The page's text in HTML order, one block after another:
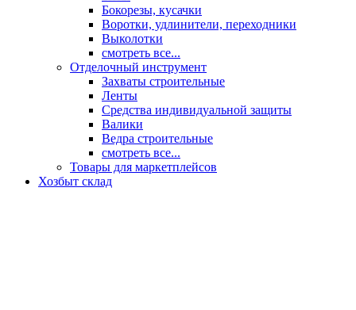
Бокорезы, кусачки
Воротки, удлинители, переходники
Выколотки
смотреть все...
Отделочный инструмент
Захваты строительные
Ленты
Средства индивидуальной защиты
Валики
Ведра строительные
смотреть все...
Товары для маркетплейсов
Хозбыт склад